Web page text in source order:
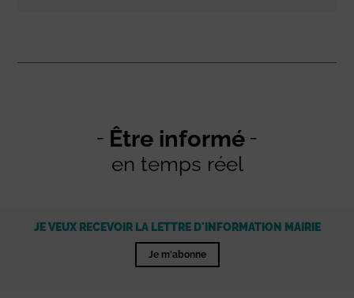
Être informé
en temps réel
JE VEUX RECEVOIR LA LETTRE D'INFORMATION MAIRIE
Je m'abonne